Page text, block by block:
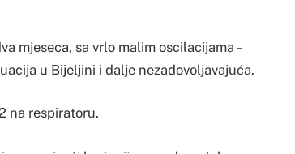
mjeseca, sa vrlo malim oscilacijama –
u Bijeljini i dalje nezadovoljavajuća.
na respiratoru.